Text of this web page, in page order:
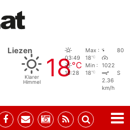
Liezen
Klarer
Himmel
18°C
03:49
18:28
Max :
18°C
Min :
18°C
80
1022
S
2.36
km/h